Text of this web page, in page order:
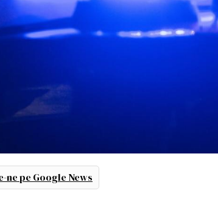
ne pe Google News